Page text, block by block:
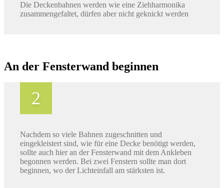
Die Deckenbahnen werden wie eine Ziehharmonika
zusammengefaltet, dürfen aber nicht geknickt werden
An der Fensterwand beginnen
Nachdem so viele Bahnen zugeschnitten und
eingekleistert sind, wie für eine Decke benötigt werden,
sollte auch hier an der Fensterwand mit dem Ankleben
begonnen werden. Bei zwei Fenstern sollte man dort
beginnen, wo der Lichteinfall am stärksten ist.